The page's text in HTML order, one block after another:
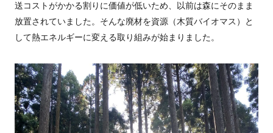
送コストがかかる割りに価値が低いため、以前は森にそのまま
放置されていました。そんな廃材を資源（木質バイオマス）と
して熱エネルギーに変える取り組みが始まりました。